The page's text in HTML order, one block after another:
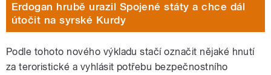
Erdogan hrubě urazil Spojené státy a chce dál
útočit na syrské Kurdy
Podle tohoto nového výkladu stačí označit nějaké hnutí
za teroristické a vyhlásit potřebu bezpečnostního